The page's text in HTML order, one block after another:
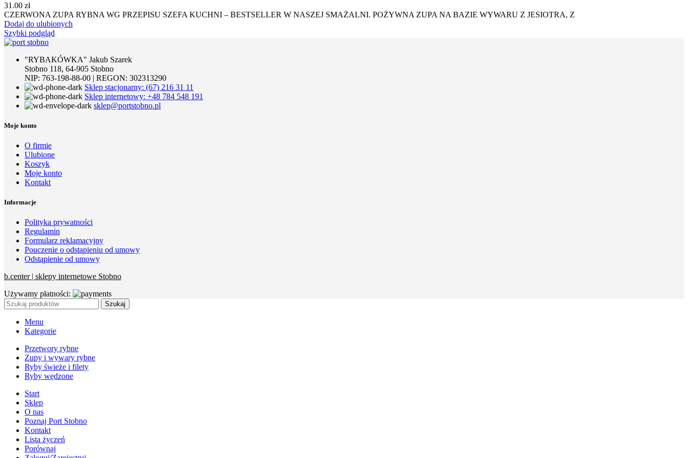
31.00 zł
CZERWONA ZUPA RYBNA WG PRZEPISU SZEFA KUCHNI – BESTSELLER W NASZEJ SMAŻALNI. POŻYWNA ZUPA NA BAZIE WYWARU Z JESIOTRA, Z
Dodaj do ulubionych
Szybki podgląd
"RYBAKÓWKA" Jakub Szarek
Stobno 118, 64-905 Stobno
NIP: 763-198-88-00 | REGON: 302313290
Sklep stacjonarny: (67) 216 31 11
Sklep internetowy: +48 784 548 191
sklep@portstobno.pl
Moje konto
O firmie
Ulubione
Koszyk
Moje konto
Kontakt
Informacje
Polityka prywatności
Regulamin
Formularz reklamacyjny
Pouczenie o odstąpieniu od umowy
Odstąpienie od umowy
b.center | sklepy internetowe Stobno
Używamy płatności:
Szukaj
Menu
Kategorie
Przetwory rybne
Zupy i wywary rybne
Ryby świeże i filety
Ryby wędzone
Start
Sklep
O nas
Poznaj Port Stobno
Kontakt
Lista życzeń
Porównaj